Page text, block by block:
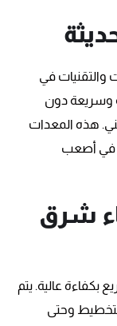
والتقنيات في
وسريعة دون
هذه المعدات
في أصعب
شرق
بكفاءة عالية. يتم
وحتى